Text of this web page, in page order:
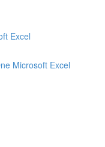
Excel
Microsoft Excel